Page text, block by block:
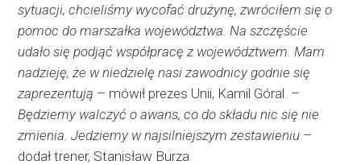
sytuacji, chcieliśmy wycofać drużynę, zwróciłem się o
pomoc do marszałka województwa. Na szczęście
udało się podjąć współpracę z województwem. Mam
nadzieję, że w niedzielę nasi zawodnicy godnie się
zaprezentują – mówił prezes Unii, Kamil Góral. –
Będziemy walczyć o awans, co do składu nic się nie
zmienia. Jedziemy w najsilniejszym zestawieniu –
dodał trener, Stanisław Burza